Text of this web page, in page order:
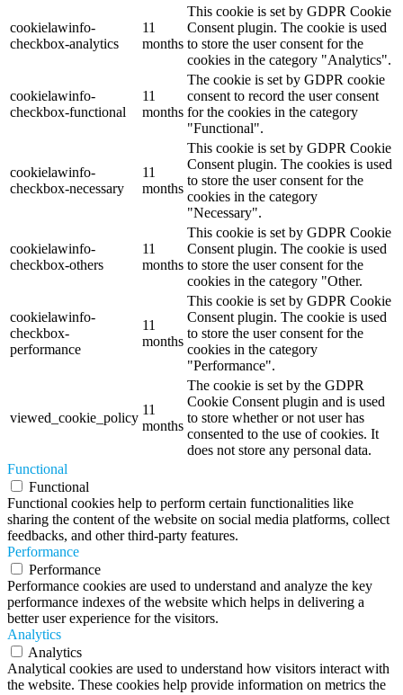
cookielawinfo-
checkbox-analytics
11
months
This cookie is set by GDPR Cookie
Consent plugin. The cookie is used
to store the user consent for the
cookies in the category "Analytics".
cookielawinfo-
checkbox-functional
11
months
The cookie is set by GDPR cookie
consent to record the user consent
for the cookies in the category
"Functional".
cookielawinfo-
checkbox-necessary
11
months
This cookie is set by GDPR Cookie
Consent plugin. The cookies is used
to store the user consent for the
cookies in the category
"Necessary".
cookielawinfo-
checkbox-others
11
months
This cookie is set by GDPR Cookie
Consent plugin. The cookie is used
to store the user consent for the
cookies in the category "Other.
cookielawinfo-
checkbox-
performance
11
months
This cookie is set by GDPR Cookie
Consent plugin. The cookie is used
to store the user consent for the
cookies in the category
"Performance".
viewed_cookie_policy
11
months
The cookie is set by the GDPR
Cookie Consent plugin and is used
to store whether or not user has
consented to the use of cookies. It
does not store any personal data.
Functional
Functional
Functional cookies help to perform certain functionalities like
sharing the content of the website on social media platforms, collect
feedbacks, and other third-party features.
Performance
Performance
Performance cookies are used to understand and analyze the key
performance indexes of the website which helps in delivering a
better user experience for the visitors.
Analytics
Analytics
Analytical cookies are used to understand how visitors interact with
the website. These cookies help provide information on metrics the